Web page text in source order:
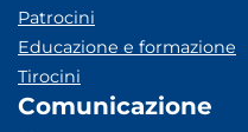
Patrocini
Educazione e formazione
Tirocini
Comunicazione